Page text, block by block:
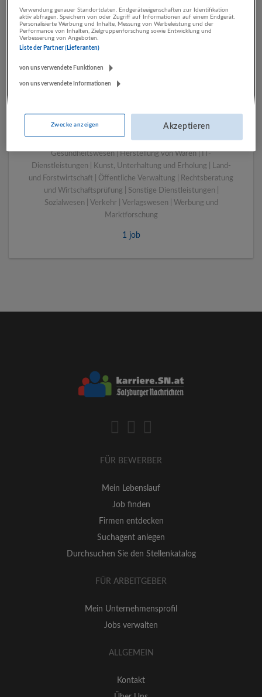
Bergheim bei Salzburg
Bau | Beherbergung und Gastronomie | Einzelhandel |
Energieversorgung | Finanz- und Versicherungsleistungen |
Gesundheitswesen | Herstellung von Waren | IT-
Dienstleistungen | Kunst, Unterhaltung und Erholung | Land-
und Forstwirtschaft | Öffentliche Verwaltung | Rechtsberatung
und Wirtschaftsprüfung | Sonstige Dienstleistungen |
Sozialwesen | Verkehr | Verlagswesen | Werbung und
Marktforschung
1 job
FÜR BEWERBER
Mein Lebenslauf
Job finden
Firmen entdecken
Suchagent anlegen
Durchsuchen Sie den Stellenkatalog
FÜR ARBEITGEBER
Mein Unternehmensprofil
Jobs verwalten
ALLGEMEIN
Kontakt
Verwendung genauer Standortdaten. Endgeräteeigenschaften zur Identifikation
aktiv abfragen. Speichern von oder Zugriff auf Informationen auf einem Endgerät.
Personalisierte Werbung und Inhalte, Messung von Werbeleistung und der
Performance von Inhalten, Zielgruppenforschung sowie Entwicklung und
Verbesserung von Angeboten.
Liste der Partner (Lieferanten)
von uns verwendete Funktionen
von uns verwendete Informationen
Zwecke anzeigen Akzeptieren